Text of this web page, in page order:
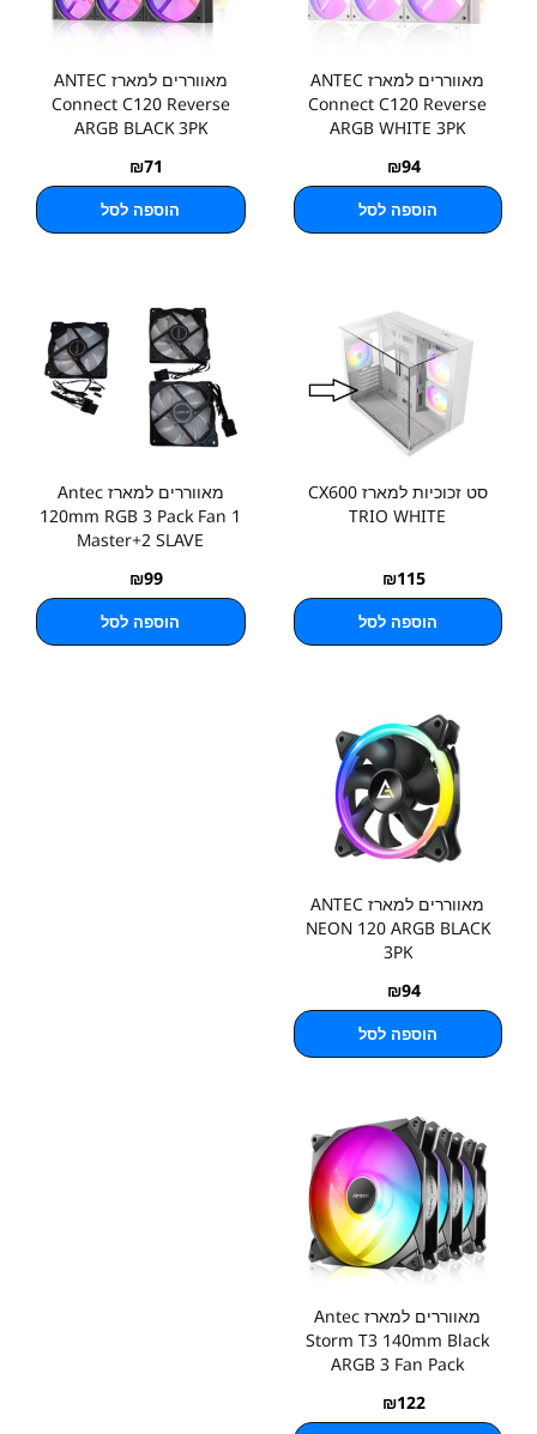
מאווררים למארז ANTEC
Connect C120 Reverse
ARGB WHITE 3PK
₪94
הוספה לסל
מאווררים למארז ANTEC
Connect C120 Reverse
ARGB BLACK 3PK
₪71
הוספה לסל
סט זכוכיות למארז CX600
TRIO WHITE
₪115
הוספה לסל
מאווררים למארז Antec
120mm RGB 3 Pack Fan 1
Master+2 SLAVE
₪99
הוספה לסל
מאווררים למארז ANTEC
NEON 120 ARGB BLACK
3PK
₪94
הוספה לסל
מאווררים למארז Antec
Storm T3 140mm Black
ARGB 3 Fan Pack
₪122